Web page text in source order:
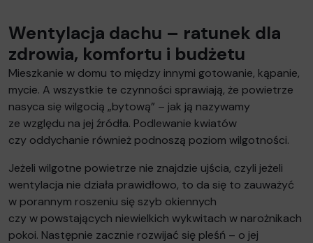
Wentylacja dachu – ratunek dla
zdrowia, komfortu i budżetu
Mieszkanie w domu to między innymi gotowanie, kąpanie,
mycie. A wszystkie te czynności sprawiają, że powietrze
nasyca się wilgocią „bytową” – jak ją nazywamy
ze względu na jej źródła. Podlewanie kwiatów
czy oddychanie również podnoszą poziom wilgotności.
Jeżeli wilgotne powietrze nie znajdzie ujścia, czyli jeżeli
wentylacja nie działa prawidłowo, to da się to zauważyć
w porannym roszeniu się szyb okiennych
czy w powstających niewielkich wykwitach w narożnikach
pokoi. Następnie zacznie rozwijać się pleśń – o jej